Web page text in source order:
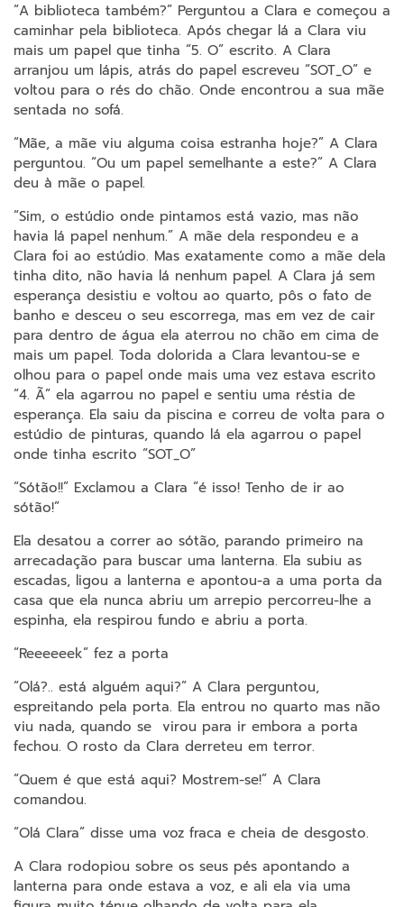
“A biblioteca também?” Perguntou a Clara e começou a
caminhar pela biblioteca. Após chegar lá a Clara viu
mais um papel que tinha “5. O” escrito. A Clara
arranjou um lápis, atrás do papel escreveu “SOT_O” e
voltou para o rés do chão. Onde encontrou a sua mãe
sentada no sofá.
“Mãe, a mãe viu alguma coisa estranha hoje?” A Clara
perguntou. “Ou um papel semelhante a este?” A Clara
deu à mãe o papel.
“Sim, o estúdio onde pintamos está vazio, mas não
havia lá papel nenhum.” A mãe dela respondeu e a
Clara foi ao estúdio. Mas exatamente como a mãe dela
tinha dito, não havia lá nenhum papel. A Clara já sem
esperança desistiu e voltou ao quarto, pôs o fato de
banho e desceu o seu escorrega, mas em vez de cair
para dentro de água ela aterrou no chão em cima de
mais um papel. Toda dolorida a Clara levantou-se e
olhou para o papel onde mais uma vez estava escrito
“4. Ã” ela agarrou no papel e sentiu uma réstia de
esperança. Ela saiu da piscina e correu de volta para o
estúdio de pinturas, quando lá ela agarrou o papel
onde tinha escrito “SOT_O”
“Sótão!!” Exclamou a Clara “é isso! Tenho de ir ao
sótão!”
Ela desatou a correr ao sótão, parando primeiro na
arrecadação para buscar uma lanterna. Ela subiu as
escadas, ligou a lanterna e apontou-a a uma porta da
casa que ela nunca abriu um arrepio percorreu-lhe a
espinha, ela respirou fundo e abriu a porta.
“Reeeeeek” fez a porta
“Olá?.. está alguém aqui?” A Clara perguntou,
espreitando pela porta. Ela entrou no quarto mas não
viu nada, quando se virou para ir embora a porta
fechou. O rosto da Clara derreteu em terror.
“Quem é que está aqui? Mostrem-se!” A Clara
comandou.
“Olá Clara” disse uma voz fraca e cheia de desgosto.
A Clara rodopiou sobre os seus pés apontando a
lanterna para onde estava a voz, e ali ela via uma